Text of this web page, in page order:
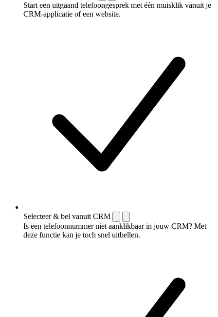
Start een uitgaand telefoongesprek met één muisklik vanuit je
CRM-applicatie of een website.
Selecteer & bel vanuit CRM
Is een telefoonnummer niet aanklikbaar in jouw CRM? Met
deze functie kan je toch snel uitbellen.